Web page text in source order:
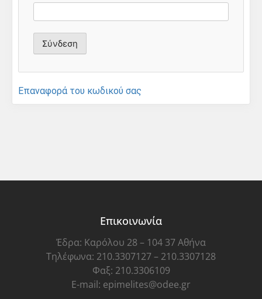
Επαναφορά του κωδικού σας
Επικοινωνία
Έδρα: Καρόλου 28 – 104 37 Αθήνα
Τηλέφωνα: 210.3307127 – 210.3307128
Φαξ: 210.3306109
E-mail: epimelites@odee.gr